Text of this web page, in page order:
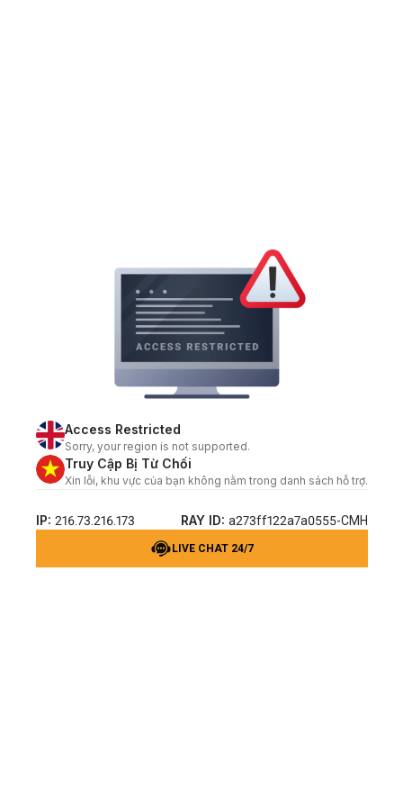
Access Restricted
Sorry, your region is not supported.
Truy Cập Bị Từ Chối
Xin lỗi, khu vực của bạn không nằm trong danh sách hỗ trợ.
IP: 216.73.216.173 RAY ID: a273ff122a7a0555-CMH
LIVE CHAT 24/7